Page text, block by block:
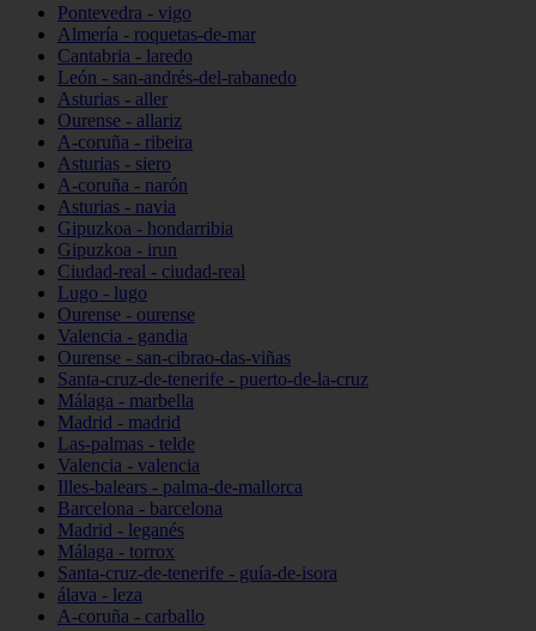
Pontevedra - vigo
Almería - roquetas-de-mar
Cantabria - laredo
León - san-andrés-del-rabanedo
Asturias - aller
Ourense - allariz
A-coruña - ribeira
Asturias - siero
A-coruña - narón
Asturias - navia
Gipuzkoa - hondarribia
Gipuzkoa - irun
Ciudad-real - ciudad-real
Lugo - lugo
Ourense - ourense
Valencia - gandia
Ourense - san-cibrao-das-viñas
Santa-cruz-de-tenerife - puerto-de-la-cruz
Málaga - marbella
Madrid - madrid
Las-palmas - telde
Valencia - valencia
Illes-balears - palma-de-mallorca
Barcelona - barcelona
Madrid - leganés
Málaga - torrox
Santa-cruz-de-tenerife - guía-de-isora
álava - leza
A-coruña - carballo